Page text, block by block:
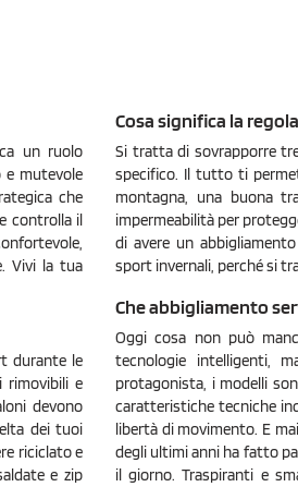
un ruolo
e mutevole
che
controlla il
Vivi la tua
durante le
rimovibili e
devono
dei tuoi
riciclato e
e zip
Cosa significa la
Si tratta di sovrapporre
specifico. Il tutto ti
montagna, una buona
impermeabilità per
di avere un
sport invernali, perché si
Che abbigliamento
Oggi cosa non può
tecnologie intelligenti,
protagonista, i modelli
caratteristiche tecniche
libertà di movimento. E
degli ultimi anni ha fatto
il giorno. Traspiranti e